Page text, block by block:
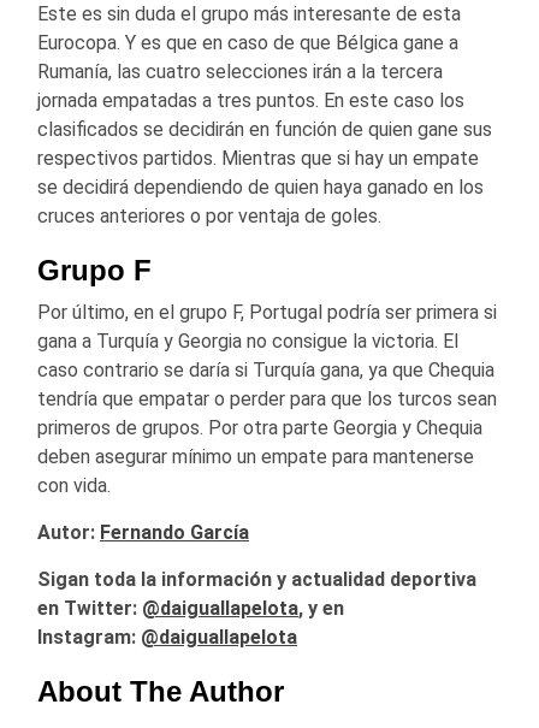
Este es sin duda el grupo más interesante de esta
Eurocopa. Y es que en caso de que Bélgica gane a
Rumanía, las cuatro selecciones irán a la tercera
jornada empatadas a tres puntos. En este caso los
clasificados se decidirán en función de quien gane sus
respectivos partidos. Mientras que si hay un empate
se decidirá dependiendo de quien haya ganado en los
cruces anteriores o por ventaja de goles.
Grupo F
Por último, en el grupo F, Portugal podría ser primera si
gana a Turquía y Georgia no consigue la victoria. El
caso contrario se daría si Turquía gana, ya que Chequia
tendría que empatar o perder para que los turcos sean
primeros de grupos. Por otra parte Georgia y Chequia
deben asegurar mínimo un empate para mantenerse
con vida.
Autor: Fernando García
Sigan toda la información y actualidad deportiva
en Twitter: @daiguallapelota, y en
Instagram: @daiguallapelota
About The Author